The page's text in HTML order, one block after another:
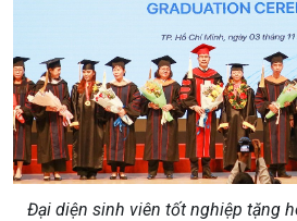
Đại diện sinh viên tốt nghiệp tặng